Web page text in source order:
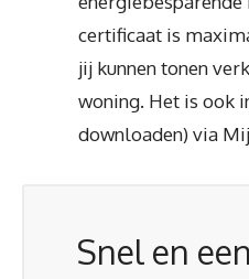
certificaat is
jij kunnen tonen
woning. Het is ook
downloaden) via
Snel en